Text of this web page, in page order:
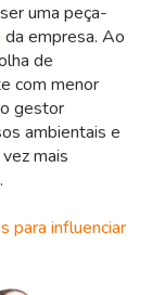
uma peça-
da empresa. Ao
de
com menor
gestor
ambientais e
mais
para influenciar